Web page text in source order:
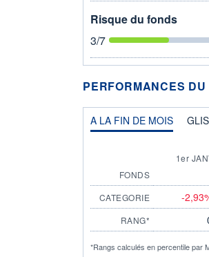
Risque du fonds
3/7
PERFORMANCES DU
A LA FIN DE MOIS
1er
FONDS
CATEGORIE -
RANG*
*Rangs calculés en percentile par